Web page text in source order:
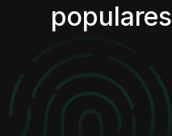
populares